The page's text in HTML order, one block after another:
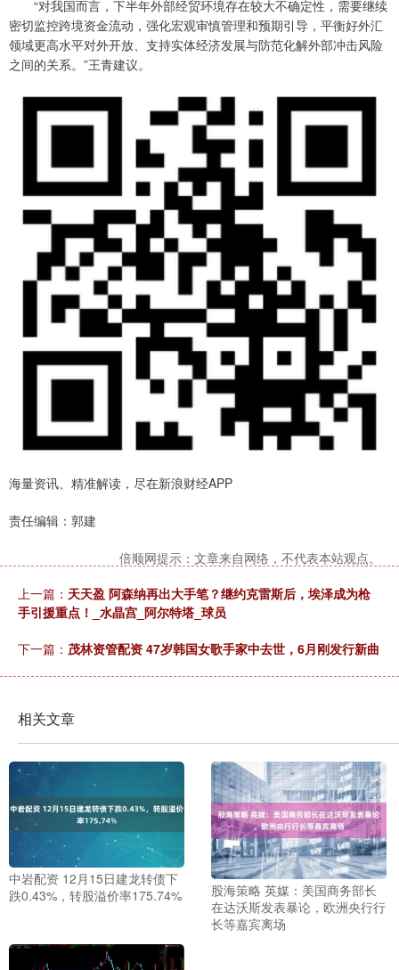
“对我国而言，下半年外部经贸环境存在较大不确定性，需要继续
密切监控跨境资金流动，强化宏观审慎管理和预期引导，平衡好外汇
领域更高水平对外开放、支持实体经济发展与防范化解外部冲击风险
之间的关系。”王青建议。
海量资讯、精准解读，尽在新浪财经APP
责任编辑：郭建
倍顺网提示：文章来自网络，不代表本站观点。
上一篇： 天天盈 阿森纳再出大手笔？继约克雷斯后，埃泽成为枪
手引援重点！_水晶宫_阿尔特塔_球员
下一篇： 茂林资管配资 47岁韩国女歌手家中去世，6月刚发行新曲
相关文章
中岩配资 12月15日建龙转债下
跌0.43%，转股溢价率175.74%
股海策略 英媒：美国商务部长
在达沃斯发表暴论，欧洲央行行
长等嘉宾离场